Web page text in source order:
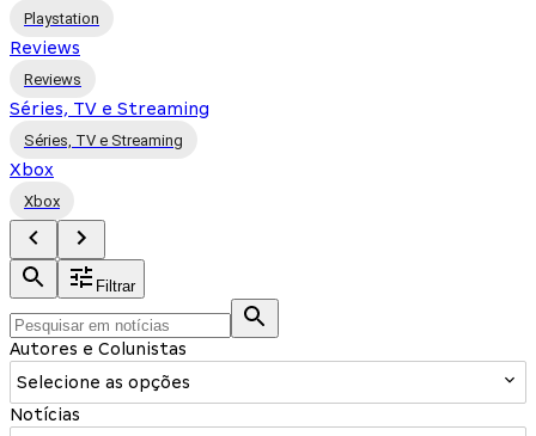
Playstation
Reviews
Reviews
Séries, TV e Streaming
Séries, TV e Streaming
Xbox
Xbox
Filtrar
Autores e Colunistas
Selecione as opções
Notícias